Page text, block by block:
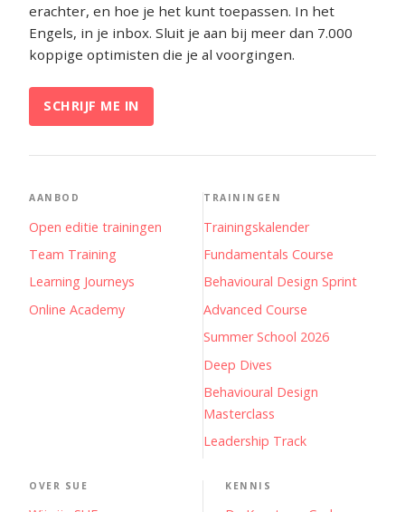
erachter, en hoe je het kunt toepassen. In het
Engels, in je inbox. Sluit je aan bij meer dan 7.000
koppige optimisten die je al voorgingen.
SCHRIJF ME IN
AANBOD
Open editie trainingen
Team Training
Learning Journeys
Online Academy
TRAININGEN
Trainingskalender
Fundamentals Course
Behavioural Design Sprint
Advanced Course
Summer School 2026
Deep Dives
Behavioural Design
Masterclass
Leadership Track
OVER SUE KENNIS